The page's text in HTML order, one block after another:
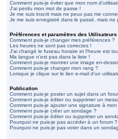
Comment puis-je éviter que mon nom
J'ai perdu mon mot de passe !
Je me suis inscrit mais ne peux pas me
Je me suis enregistré dans le passé, mais ne
Préférences et paramètres des Utilisateurs
Comment puis-je changer mes préférences ?
Les heures ne sont pas correctes !
J'ai changé le fuseau horaire et l'heure est
Ma langue n'est pas dans la liste !
Comment puis-je montrer une image en-
Comment puis-je changer mon rang ?
Lorsque je clique sur le lien e-mail d'un
Publication
Comment puis-je poster un sujet dans un
Comment puis-je éditer ou supprimer un
Comment puis-je ajouter une signature à mon
Comment puis-je créer un sondage ?
Comment puis-je éditer ou supprimer un
Pourquoi ne puis-je pas accéder à un forum ?
Pourquoi ne puis-je pas voter dans un